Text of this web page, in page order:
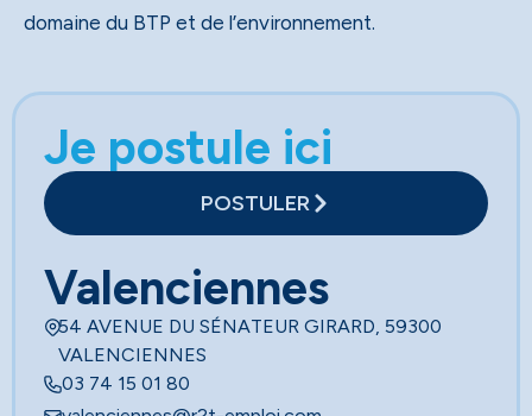
domaine du BTP et de l’environnement.
Je postule ici
POSTULER
Valenciennes
54 AVENUE DU SÉNATEUR GIRARD, 59300
VALENCIENNES
03 74 15 01 80